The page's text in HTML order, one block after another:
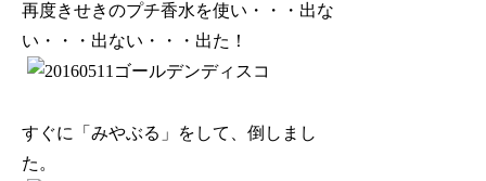
再度きせきのプチ香水を使い・・・出な
い・・・出ない・・・出た！
すぐに「みやぶる」をして、倒しまし
た。